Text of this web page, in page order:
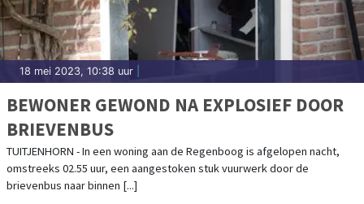
18 mei 2023, 10:38 uur
BEWONER GEWOND NA EXPLOSIEF DOOR
BRIEVENBUS
TUITJENHORN - In een woning aan de Regenboog is afgelopen nacht,
omstreeks 02.55 uur, een aangestoken stuk vuurwerk door de
brievenbus naar binnen [...]